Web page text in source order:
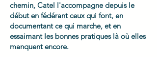
chemin, Catel l'accompagne depuis le
début en fédérant ceux qui font, en
documentant ce qui marche, et en
essaimant les bonnes pratiques là où elles
manquent encore.